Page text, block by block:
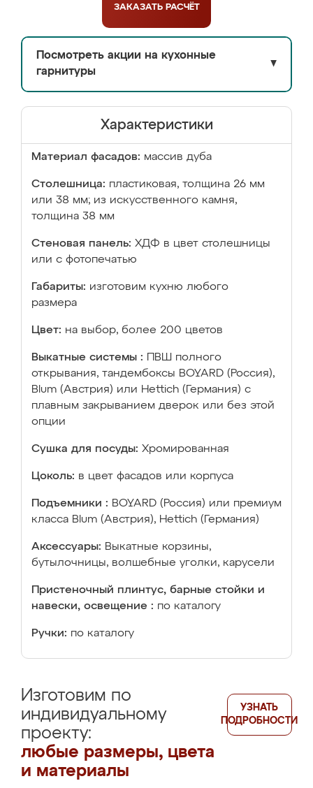
ЗАКАЗАТЬ РАСЧЁТ
Посмотреть акции на кухонные
гарнитуры
▼
Характеристики
Материал фасадов: массив дуба
Столешница: пластиковая, толщина 26 мм
или 38 мм; из искусственного камня,
толщина 38 мм
Стеновая панель: ХДФ в цвет столешницы
или с фотопечатью
Габариты: изготовим кухню любого
размера
Цвет: на выбор, более 200 цветов
Выкатные системы :
ПВШ полного
открывания, тандембоксы BOYARD (Россия),
Blum (Австрия) или Hettich (Германия) с
плавным закрыванием дверок или без этой
опции
Сушка для посуды: Хромированная
Цоколь: в цвет фасадов или корпуса
Подъемники : BOYARD (Россия) или премиум
класса Blum (Австрия), Hettich (Германия)
Аксессуары: Выкатные корзины,
бутылочницы, волшебные уголки, карусели
Пристеночный плинтус, барные стойки и
навески, освещение : по каталогу
Ручки: по каталогу
Изготовим по
индивидуальному
проекту:
любые размеры, цвета
и материалы
УЗНАТЬ
ПОДРОБНОСТИ